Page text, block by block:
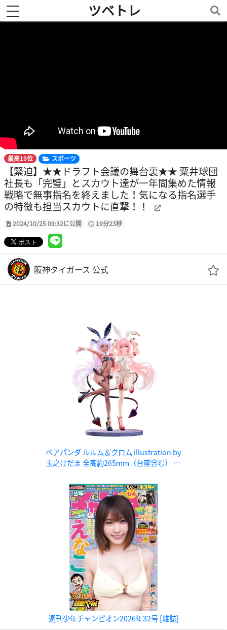
toggle navigation ツベトレ
最高19位 スポーツ
【緊迫】★★ドラフト会議の舞台裏★★ 粟井球団
社長も「完璧」とスカウト達が一年間集めた情報
戦略で無事指名を終えました！気になる指名選手
の特徴も担当スカウトに直撃！！
2024/10/25 09:32に公開 19分23秒
阪神タイガース 公式
ベアパンダ ルルム＆クロム illustration by
玉之けだま 全高約265mm（台座含む） PV
ギュア
週刊少年チャンピオン2026年32号 [雑誌]